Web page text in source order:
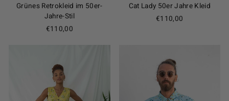
Grünes Retrokleid im 50er-
Jahre-Stil
€110,00
Cat Lady 50er Jahre Kleid
€110,00